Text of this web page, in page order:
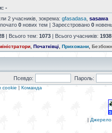
-
2 учасників, зокрема: gfasadasa sasawa
0 нових тем | Зареєстровано 0
| Всього тем: 1073 | Всього учасників: 1938
Початківці Прихожани
Псевдо: Пароль:
cookie | Команда
| Джерело